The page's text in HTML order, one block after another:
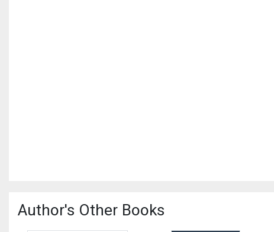
Author's Other Books